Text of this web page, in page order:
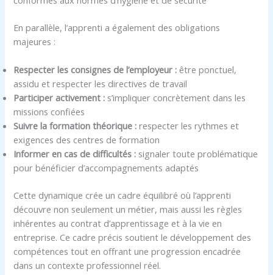
En parallèle, l’apprenti a également des obligations
majeures :
Respecter les consignes de l’employeur : être ponctuel,
assidu et respecter les directives de travail
Participer activement : s’impliquer concrètement dans les
missions confiées
Suivre la formation théorique : respecter les rythmes et
exigences des centres de formation
Informer en cas de difficultés : signaler toute problématique
pour bénéficier d’accompagnements adaptés
Cette dynamique crée un cadre équilibré où l’apprenti
découvre non seulement un métier, mais aussi les règles
inhérentes au contrat d’apprentissage et à la vie en
entreprise. Ce cadre précis soutient le développement des
compétences tout en offrant une progression encadrée
dans un contexte professionnel réel.